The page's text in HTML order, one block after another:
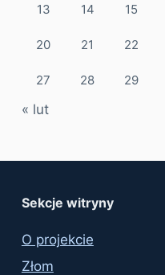
13 14 15
20 21 22
27 28 29
« lut
Sekcje witryny
O projekcie
Złom